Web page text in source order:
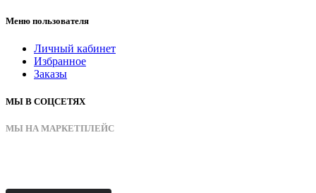
Меню пользователя
Личный кабинет
Избранное
Заказы
МЫ В СОЦСЕТЯХ
МЫ НА МАРКЕТПЛЕЙС